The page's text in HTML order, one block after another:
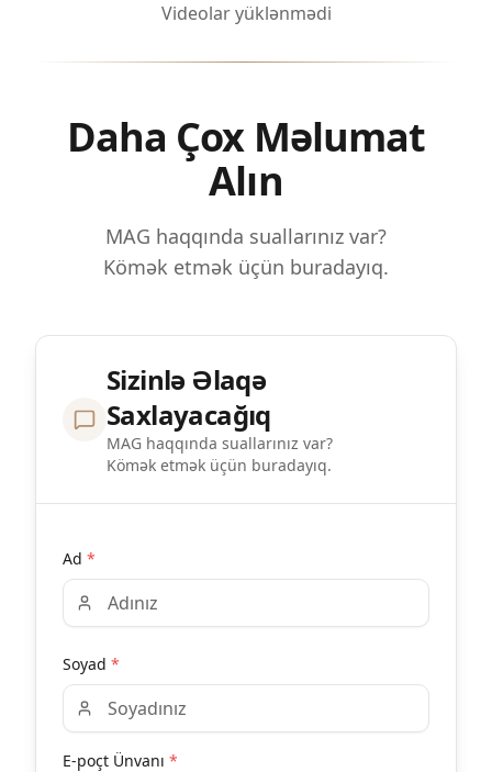
Videolar yüklənmədi
Daha Çox Məlumat
Alın
MAG haqqında suallarınız var?
Kömək etmək üçün buradayıq.
Sizinlə Əlaqə
Saxlayacağıq
MAG haqqında suallarınız var?
Kömək etmək üçün buradayıq.
Ad *
Soyad *
E-poçt Ünvanı *